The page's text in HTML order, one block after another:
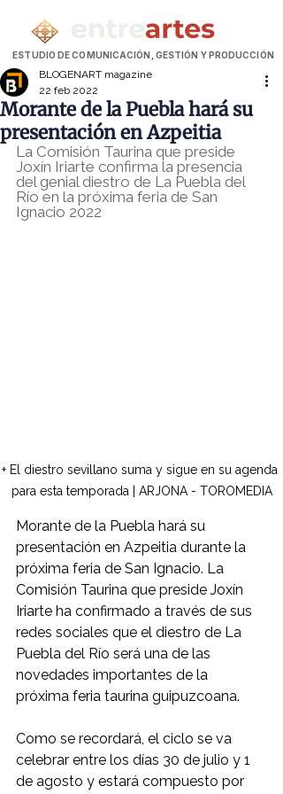
ESTUDIO DE COMUNICACIÓN, GESTIÓN Y PRODUCCIÓN
Morante de la Puebla hará su
presentación en Azpeitia
BLOGENART magazine
22 feb 2022
La Comisión Taurina que preside
Joxín Iriarte confirma la presencia
del genial diestro de La Puebla del
Río en la próxima feria de San
Ignacio 2022
+ El diestro sevillano suma y sigue en su agenda
para esta temporada | ARJONA - TOROMEDIA
Morante de la Puebla hará su
presentación en Azpeitia durante la
próxima feria de San Ignacio. La
Comisión Taurina que preside Joxín
Iriarte ha confirmado a través de sus
redes sociales que el diestro de La
Puebla del Río será una de las
novedades importantes de la
próxima feria taurina guipuzcoana.
Como se recordará, el ciclo se va
celebrar entre los días 30 de julio y 1
de agosto y estará compuesto por